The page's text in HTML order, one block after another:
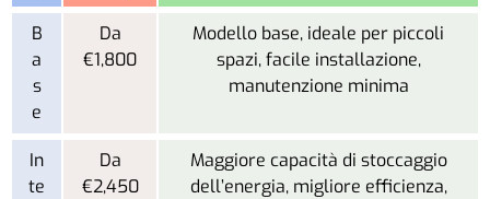
B
a
s
e
Da
€1,800
Modello base, ideale per piccoli
spazi, facile installazione,
manutenzione minima
In
te
Da
€2,450
Maggiore capacità di stoccaggio
dell’energia, migliore efficienza,